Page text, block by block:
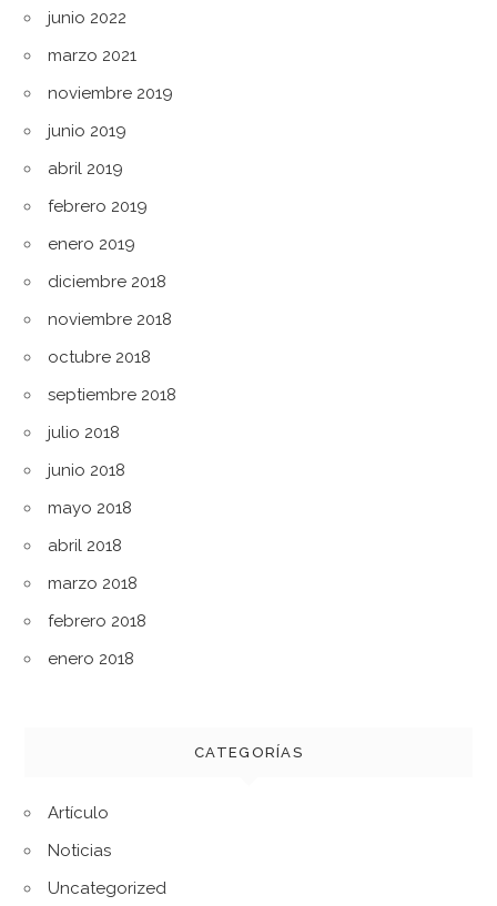
junio 2022
marzo 2021
noviembre 2019
junio 2019
abril 2019
febrero 2019
enero 2019
diciembre 2018
noviembre 2018
octubre 2018
septiembre 2018
julio 2018
junio 2018
mayo 2018
abril 2018
marzo 2018
febrero 2018
enero 2018
CATEGORÍAS
Artículo
Noticias
Uncategorized